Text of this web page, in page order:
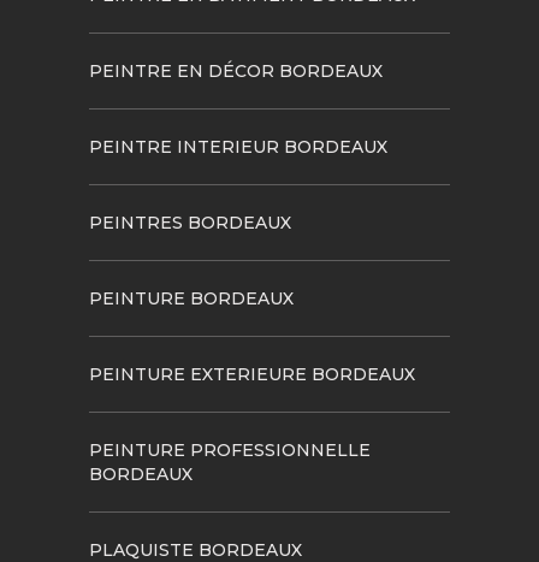
PEINTRE EN DÉCOR BORDEAUX
PEINTRE INTERIEUR BORDEAUX
PEINTRES BORDEAUX
PEINTURE BORDEAUX
PEINTURE EXTERIEURE BORDEAUX
PEINTURE PROFESSIONNELLE
BORDEAUX
PLAQUISTE BORDEAUX